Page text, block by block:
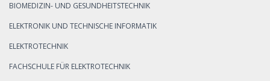
BIOMEDIZIN- UND GESUNDHEITSTECHNIK
ELEKTRONIK UND TECHNISCHE INFORMATIK
ELEKTROTECHNIK
FACHSCHULE FÜR ELEKTROTECHNIK